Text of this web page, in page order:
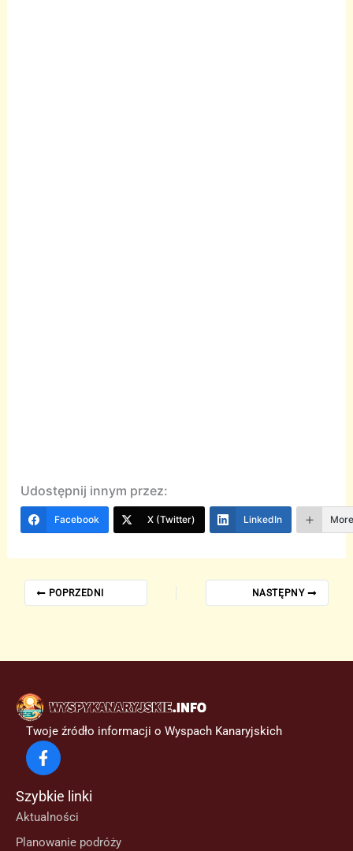
Udostępnij innym przez:
Facebook X (Twitter) LinkedIn
POPRZEDNI NASTĘPNY
Twoje źródło informacji o Wyspach Kanaryjskich
Szybkie linki
Aktualności
Planowanie podróży